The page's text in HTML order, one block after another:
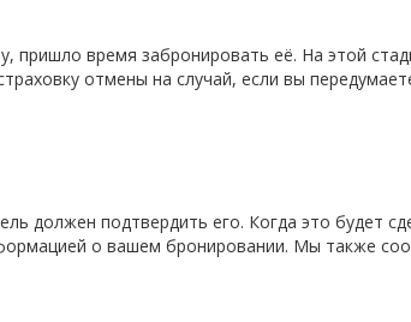
пришло время забронировать её. На этой
отмены на случай, если вы
должен подтвердить его. Когда это будет
о вашем бронировании. Мы также